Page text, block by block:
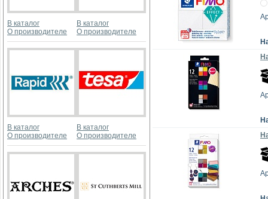
В каталог
О производителе
В каталог
О производителе
В каталог
О производителе
В каталог
О производителе